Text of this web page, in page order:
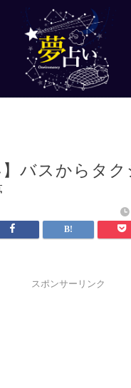
】バスからタ
スポンサーリンク